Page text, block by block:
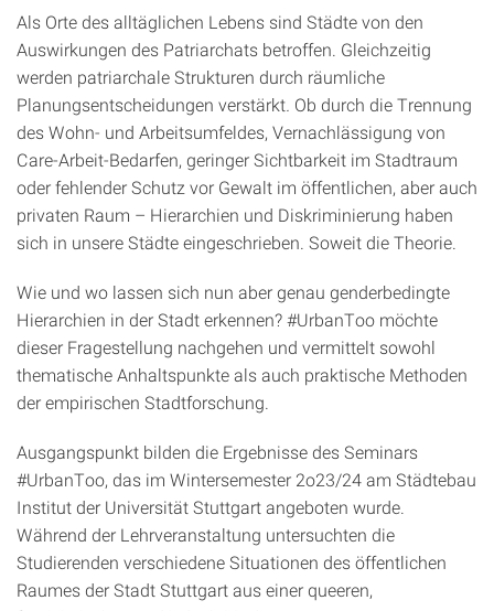
Als Orte des alltäglichen Lebens sind Städte von den
Auswirkungen des Patriarchats betroffen. Gleichzeitig
werden patriarchale Strukturen durch räumliche
Planungsentscheidungen verstärkt Ob durch die Trennung
des Wohn- und Arbeitsumfeldes, Vernachlässigung von
Care-Arbeit-Bedarfen, geringer Sichtbarkeit im Stadtraum
oder fehlender Schutz vor Gewalt im öffentlichen, aber auch
privaten Raum – Hierarchien und Diskriminierung haben
sich in unsere Städte eingeschrieben. Soweit die Theorie.
Wie und wo lassen sich nun aber genau genderbedingte
Hierarchien in der Stadt erkennen? #UrbanToo möchte
dieser Fragestellung nach­gehen und vermittelt sowohl
thematische Anhaltspunkte als auch praktische Methoden
der empirischen Stadtforschung.
Ausgangspunkt bilden die Ergebnisse des Seminars
#UrbanToo, das im Wintersemester 2o23/24 am Städtebau
Institut der Universität Stutt­gart angeboten wurde.
Während der Lehrveranstaltung untersuchten die
Studierenden verschiedene Situationen des öffentlichen
Raumes der Stadt Stuttgart aus einer queeren,